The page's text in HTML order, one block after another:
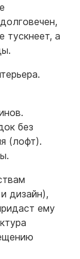
тускнеет, а
без
(лофт).
дизайн),
ему